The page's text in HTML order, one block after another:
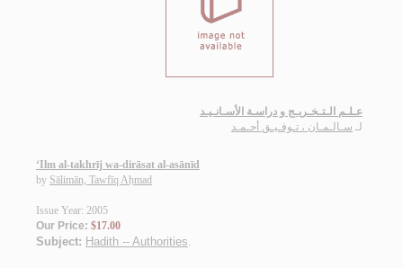
عـلـم الـتـخـريـج و دراسـة الأسـانـيـد
لـ سـالـمـان ، تـوفـيـق أحـمـد
‘Ilm al-takhrīj wa-dirāsat al-asānīd
by Sālimān, Tawfīq Aḥmad
Issue Year: 2005
Our Price: $17.00
Subject: Hadith -- Authorities.